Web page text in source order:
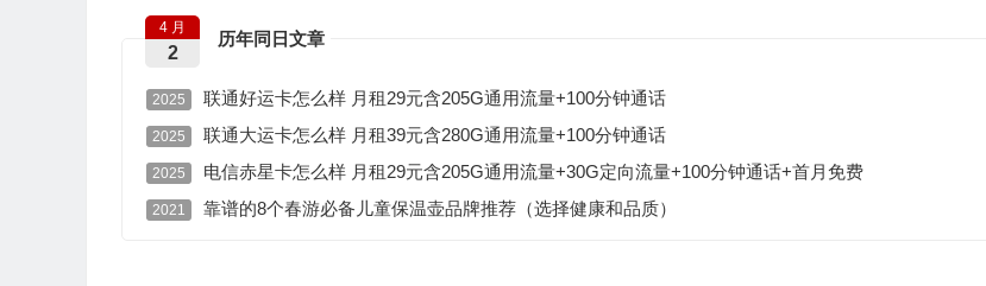
历年同日文章
4 月
2
2025 联通好运卡怎么样 月租29元含205G通用流量+100分钟通话
2025 联通大运卡怎么样 月租39元含280G通用流量+100分钟通话
2025 电信赤星卡怎么样 月租29元含205G通用流量+30G定向流量+100分钟通话+首月免费
2021 靠谱的8个春游必备儿童保温壶品牌推荐（选择健康和品质）